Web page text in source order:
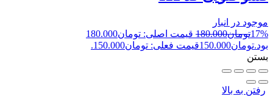
موجود در انبار
17%تومان180.000
قیمت اصلی: تومان180.000
بود.تومان150.000قیمت فعلی: تومان150.000.
بستن
رفتن به بالا